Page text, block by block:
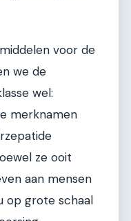
voor de
we de
wel:
merknamen
ze ooit
aan mensen
op grote schaal